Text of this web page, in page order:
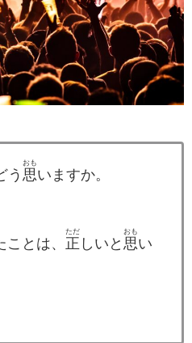
う 思
おも
いますか。
ことは、 正
ただ
しいと 思
おも
い